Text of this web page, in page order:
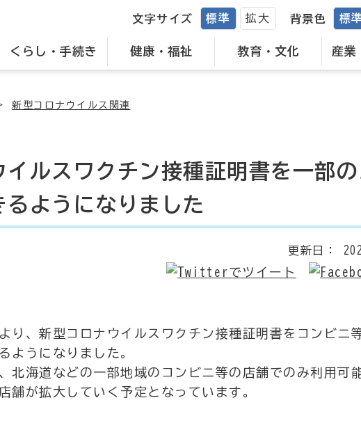
くらし・手続き 健康・福祉 教育・文化 産業
文字サイズ 標準 拡大 背景色 標
新型コロナウイルス関連
イルスワクチン接種証明書を一部
るようになりました
更新日：
り、新型コロナウイルスワクチン接種証明書をコンビニ
ようになりました。
北海道などの一部地域のコンビニ等の店舗でのみ利用可
舗が拡大していく予定となっています。